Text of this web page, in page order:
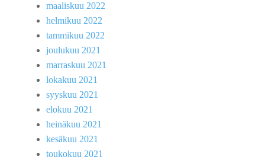
maaliskuu 2022
helmikuu 2022
tammikuu 2022
joulukuu 2021
marraskuu 2021
lokakuu 2021
syyskuu 2021
elokuu 2021
heinäkuu 2021
kesäkuu 2021
toukokuu 2021